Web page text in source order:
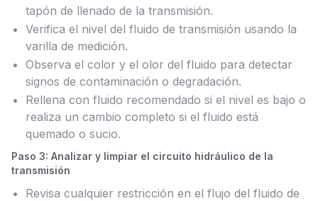
tapón de llenado de la transmisión.
Verifica el nivel del fluido de transmisión usando la
varilla de medición.
Observa el color y el olor del fluido para detectar
signos de contaminación o degradación.
Rellena con fluido recomendado si el nivel es bajo o
realiza un cambio completo si el fluido está
quemado o sucio.
Paso 3: Analizar y limpiar el circuito hidráulico de la
transmisión
Revisa cualquier restricción en el flujo del fluido de